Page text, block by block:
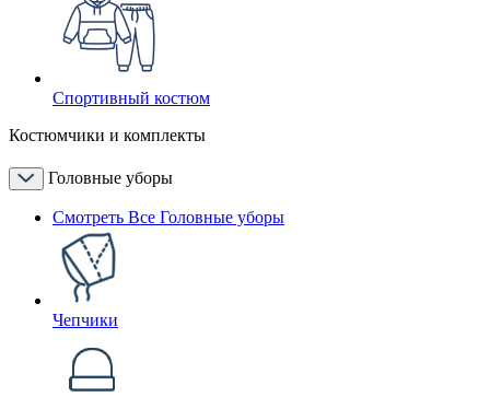
Спортивный костюм
Костюмчики и комплекты
Головные уборы
Смотреть Все Головные уборы
Чепчики